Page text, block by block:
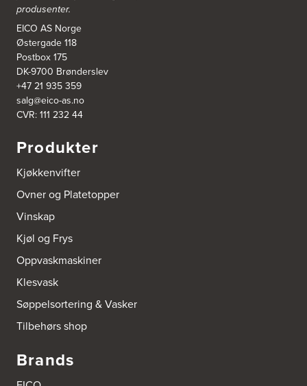
Gamle Ringeriksvei 32
1357 Bekkestua
Tel.:99228877
Bergen Kjøkkensenter A/S
Hellevegen 228
5039 Bergen
Tel.:55-395060
Nesjane 7, Vikeså
Tel.:51-454050
Bjerks Trevarefabrikk AS
Torkel Haabeths Vei 47
4325 Sandnes
Tel.:51609590
Nordahl Griegsgt 8
8624 Mo I Rana
Tel.:+47 751 53 000
Blå Bolig AS
produsenter.
EICO AS Norge
Østergade 118
Postbox 175
DK-9700 Brønderslev
+47 21 935 359
salg@eico-as.no
CVR: 111 232 44
Produkter
Kjøkkenvifter
Ovner og Platetopper
Vinskap
Kjøl og Frys
Oppvaskmaskiner
Klesvask
Søppelsortering & Vasker
Tilbehørs shop
Brands